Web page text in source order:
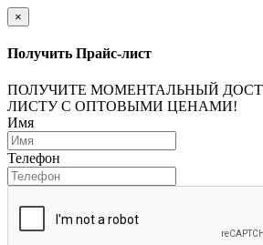
×
Получить Прайс-лист
ПОЛУЧИТЕ МОМЕНТАЛЬНЫЙ
ЛИСТУ С ОПТОВЫМИ ЦЕНАМИ!
Имя
Телефон